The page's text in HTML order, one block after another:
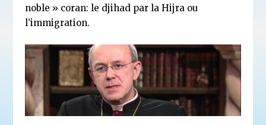
noble » coran: le djihad par la Hijra ou
l’immigration.